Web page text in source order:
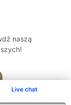
Live chat
naszą